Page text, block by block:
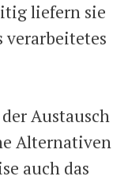
liefern sie
verarbeitetes
Austausch
Alternativen
auch das